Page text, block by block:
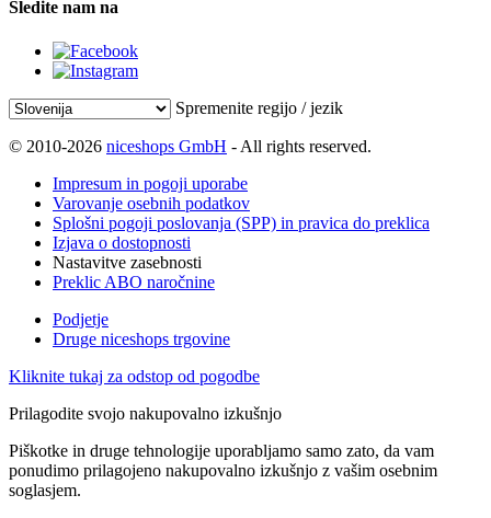
Sledite nam na
Spremenite regijo / jezik
© 2010-2026 niceshops GmbH - All rights reserved.
Impresum in pogoji uporabe
Varovanje osebnih podatkov
Splošni pogoji poslovanja (SPP) in pravica do preklica
Izjava o dostopnosti
Nastavitve zasebnosti
Preklic ABO naročnine
Podjetje
Druge niceshops trgovine
Kliknite tukaj za odstop od pogodbe
Prilagodite svojo nakupovalno izkušnjo
Piškotke in druge tehnologije uporabljamo samo zato, da vam
ponudimo prilagojeno nakupovalno izkušnjo z vašim osebnim
soglasjem.